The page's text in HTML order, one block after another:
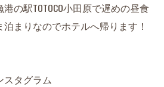
の駅TOTOCO小田原で遅めの昼食
まりなのでホテルへ帰ります！
タグラム